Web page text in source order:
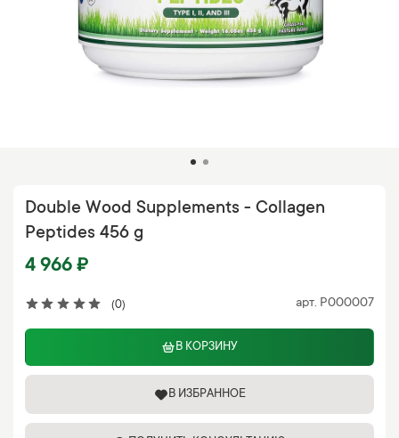
(0) арт. P000007
Double Wood Supplements - Collagen
Peptides 456 g
4 966 ₽
В КОРЗИНУ
В ИЗБРАННОЕ